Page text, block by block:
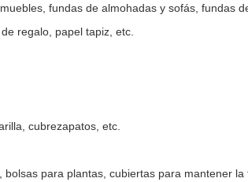
fundas de almohadas y sofás, fundas
regalo, papel tapiz, etc.
cubrezapatos, etc.
para plantas, cubiertas para mantener